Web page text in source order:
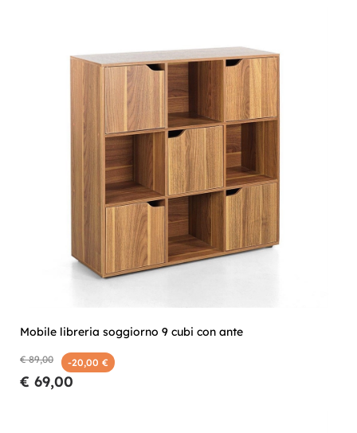
Mobile libreria soggiorno 9 cubi con ante
€ 89,00 -20,00 €
€ 69,00